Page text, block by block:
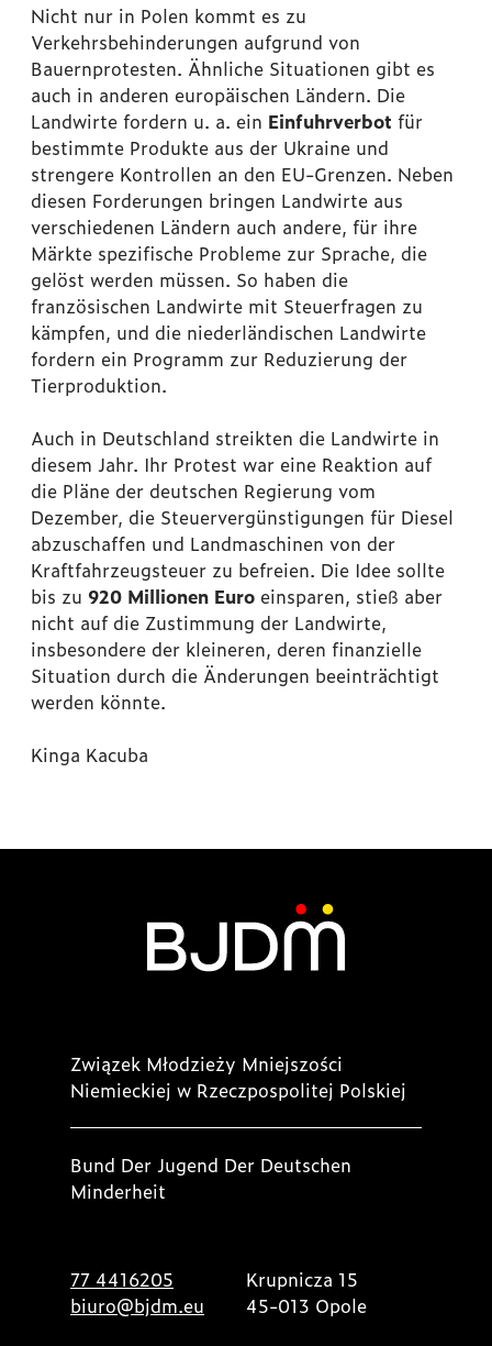
Nicht nur in Polen kommt es zu
Verkehrsbehinderungen aufgrund von
Bauernprotesten. Ähnliche Situationen gibt es
auch in anderen europäischen Ländern. Die
Landwirte fordern u. a. ein Einfuhrverbot für
bestimmte Produkte aus der Ukraine und
strengere Kontrollen an den EU-Grenzen. Neben
diesen Forderungen bringen Landwirte aus
verschiedenen Ländern auch andere, für ihre
Märkte spezifische Probleme zur Sprache, die
gelöst werden müssen. So haben die
französischen Landwirte mit Steuerfragen zu
kämpfen, und die niederländischen Landwirte
fordern ein Programm zur Reduzierung der
Tierproduktion.
Auch in Deutschland streikten die Landwirte in
diesem Jahr. Ihr Protest war eine Reaktion auf
die Pläne der deutschen Regierung vom
Dezember, die Steuervergünstigungen für Diesel
abzuschaffen und Landmaschinen von der
Kraftfahrzeugsteuer zu befreien. Die Idee sollte
bis zu 920 Millionen Euro einsparen, stieß aber
nicht auf die Zustimmung der Landwirte,
insbesondere der kleineren, deren finanzielle
Situation durch die Änderungen beeinträchtigt
werden könnte.
Kinga Kacuba
Związek Młodzieży Mniejszości
Niemieckiej w Rzeczpospolitej Polskiej
Bund Der Jugend Der Deutschen
Minderheit
77 4416205
biuro@bjdm.eu
Krupnicza 15
45-013 Opole